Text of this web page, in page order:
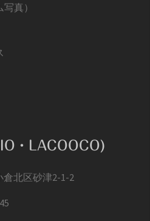
真）
・LACOOCO)
倉北区砂津2-1-2